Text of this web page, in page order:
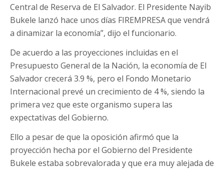
Central de Reserva de El Salvador. El Presidente Nayib
Bukele lanzó hace unos días FIREMPRESA que vendrá
a dinamizar la economía”, dijo el funcionario.
De acuerdo a las proyecciones incluidas en el
Presupuesto General de la Nación, la economía de El
Salvador crecerá 3.9 %, pero el Fondo Monetario
Internacional prevé un crecimiento de 4 %, siendo la
primera vez que este organismo supera las
expectativas del Gobierno.
Ello a pesar de que la oposición afirmó que la
proyección hecha por el Gobierno del Presidente
Bukele estaba sobrevalorada y que era muy alejada de